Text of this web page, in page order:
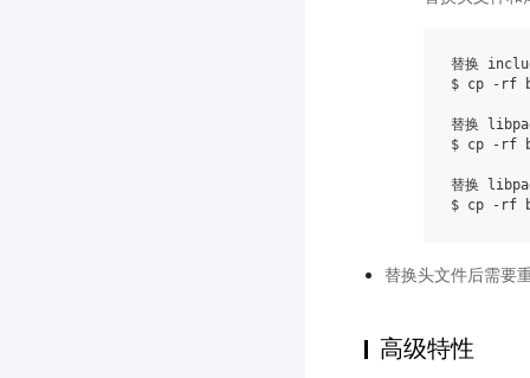
替换
$ cp -rf
替换
$ cp -rf
替换
替换头文件后需要
高级特性